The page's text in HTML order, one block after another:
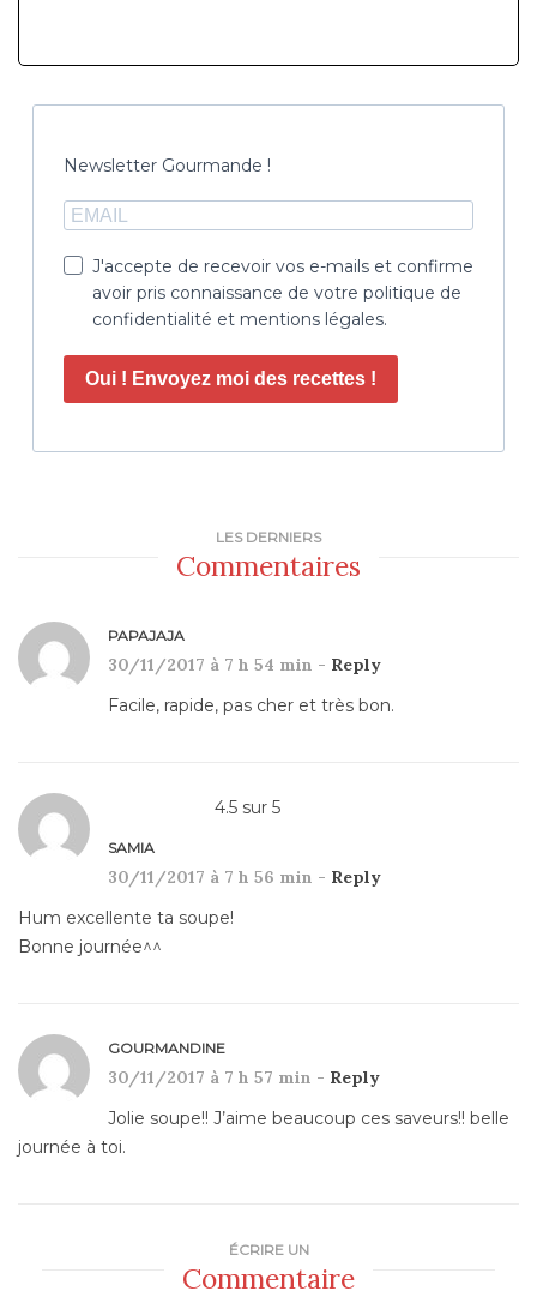
Newsletter Gourmande !
J'accepte de recevoir vos e-mails et confirme
avoir pris connaissance de votre politique de
confidentialité et mentions légales.
Oui ! Envoyez moi des recettes !
LES DERNIERS
Commentaires
PAPAJAJA
30/11/2017 à 7 h 54 min - Reply
Facile, rapide, pas cher et très bon.
4.5 sur 5
SAMIA
30/11/2017 à 7 h 56 min - Reply
Hum excellente ta soupe!
Bonne journée^^
GOURMANDINE
30/11/2017 à 7 h 57 min - Reply
Jolie soupe!! J’aime beaucoup ces saveurs!! belle
journée à toi.
ÉCRIRE UN
Commentaire